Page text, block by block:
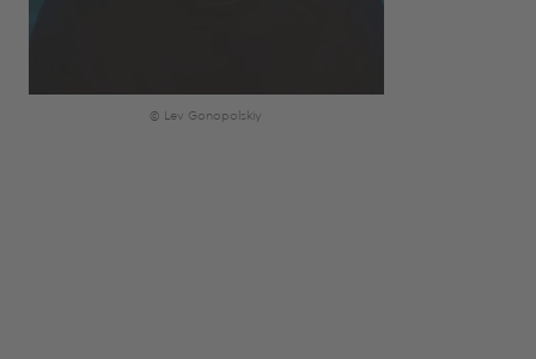
© Lev Gonopolskiy